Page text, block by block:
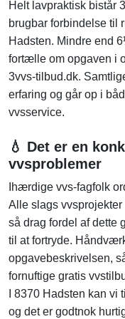
Helt lavpraktisk bistår
brugbar forbindelse til
Hadsten. Mindre end
fortælle om opgaven i
3vvs-tilbud.dk.
erfaring og går op i
vvsservice.
💧 Det er en
vvsproblemer
Ihærdige vvs-fagfolk
Alle slags
så drag fordel af dette
til at fortryde.
opgavebeskrivelsen,
fornuftige gratis
I 8370 Hadsten kan
og det er godtnok